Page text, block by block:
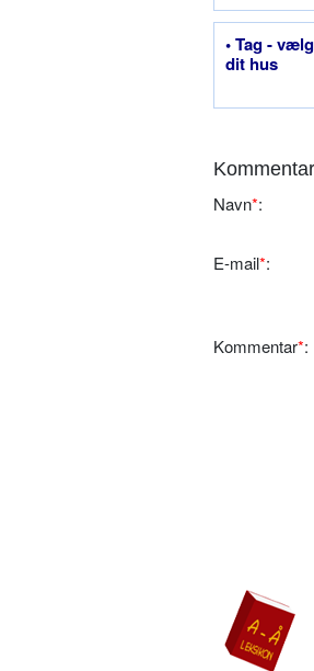
• Tag -
dit hus
Navn*:
E-mail*:
Kommentar*: